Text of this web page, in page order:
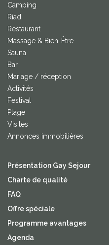
Camping
Riad
Restaurant
Massage & Bien-Être
Sauna
Bar
Mariage / réception
Activités
Festival
Plage
Visites
Annonces immobilières
Présentation Gay Sejour
Charte de qualité
FAQ
Offre spéciale
Programme avantages
Agenda